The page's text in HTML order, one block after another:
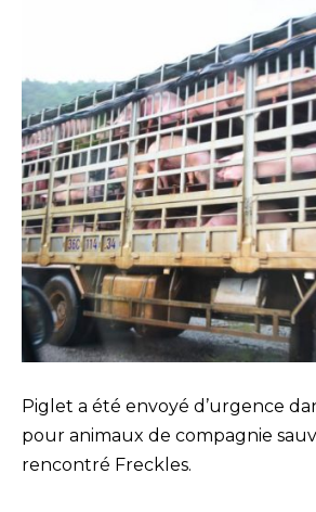
Piglet a été envoyé d’urgence
pour animaux de compagnie
rencontré Freckles.